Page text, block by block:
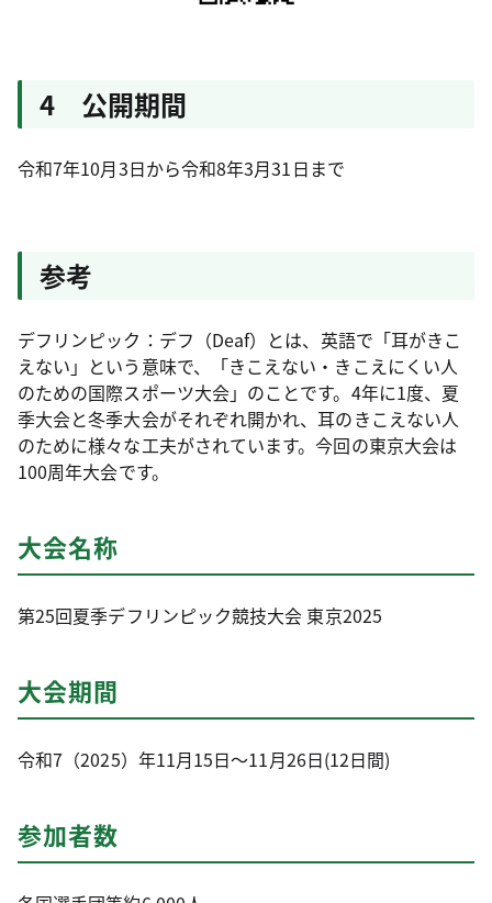
4 公開期間
令和7年10月3日から令和8年3月31日まで
参考
デフリンピック：デフ（Deaf）とは、英語で「耳がきこ
えない」という意味で、「きこえない・きこえにくい人
のための国際スポーツ大会」のことです。4年に1度、夏
季大会と冬季大会がそれぞれ開かれ、耳のきこえない人
のために様々な工夫がされています。今回の東京大会は
100周年大会です。
大会名称
第25回夏季デフリンピック競技大会 東京2025
大会期間
令和7（2025）年11月15日～11月26日(12日間)
参加者数